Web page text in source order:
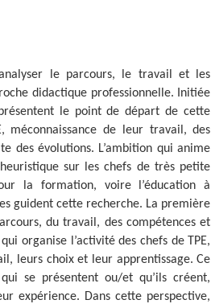
le parcours, le travail et les
didactique professionnelle. Initiée
le point de départ de cette
méconnaissance de leur travail, des
des évolutions. L’ambition qui anime
sur les chefs de très petite
la formation, voire l’éducation à
guident cette recherche. La première
du travail, des compétences et
organise l’activité des chefs de TPE,
leurs choix et leur apprentissage. Ce
se présentent ou/et qu’ils créent,
expérience. Dans cette perspective,